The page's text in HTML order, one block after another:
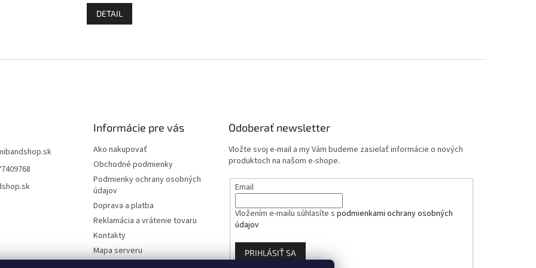
DETAIL
v
s
u
Informácie pre vás
Ako nakupovať
Obchodné podmienky
Podmienky ochrany osobných
údajov
Doprava a platba
Reklamácia a vrátenie tovaru
Kontakty
Mapa serveru
Odoberať newsletter
Vložte svoj e-mail a my Vám budeme zasielať informácie o nových
produktoch na našom e-shope.
Email
Vložením e-mailu súhlasíte spodmienkami ochrany osobných
údajov
PRIHLÁSIŤ SA